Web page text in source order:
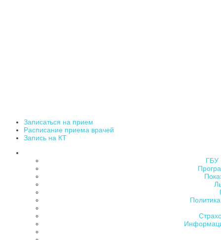
Записаться на прием
Расписание приема врачей
Запись на КТ
ГБУ